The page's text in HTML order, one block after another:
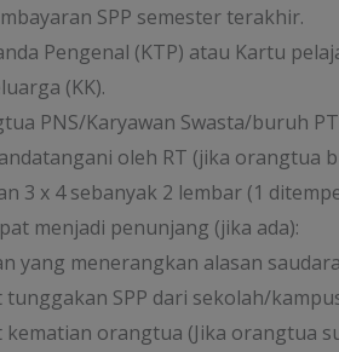
SPP semester terakhir.
Pengenal (KTP) atau Kartu
(KK).
PNS/Karyawan Swasta/buruh
oleh RT (jika orangtua
3 x 4 sebanyak 2 lembar (1
menjadi penunjang (jika ada):
yang menerangkan alasan
tunggakan SPP dari sekolah/
kematian orangtua (Jika orangtua